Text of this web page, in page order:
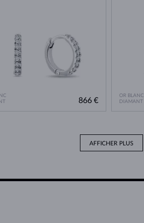
866 €
OR BLANC
DIAMANT
AFFICHER PLUS